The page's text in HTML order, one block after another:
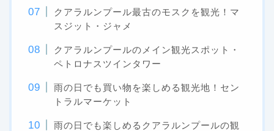
クアラルンプール最古のモスクを観光！マ
スジット・ジャメ
クアラルンプールのメイン観光スポット・
ペトロナスツインタワー
雨の日でも買い物を楽しめる観光地！セン
トラルマーケット
雨の日でも楽しめるクアラルンプールの観